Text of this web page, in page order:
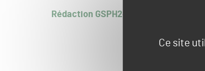
Ce site
Rédaction GSPH24